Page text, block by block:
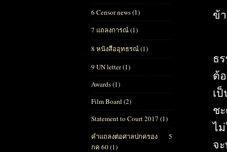
6 Censor news(1)
7 แถลงการณ์(1)
8 หนังสืออุทธรณ์(1)
9 UN letter(1)
Awards(1)
Film Board(2)
Statement to Court 2017 (1)
คำแถลงต่อศาลปกครอง 5
กค 60(1)
ข้
ธ
ต้
เ
ช
ไ
จ